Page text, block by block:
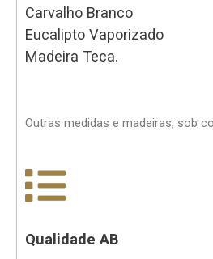
Carvalho Branco
Eucalipto Vaporizado
Madeira Teca.
Outras medidas e madeiras, sob
Qualidade AB